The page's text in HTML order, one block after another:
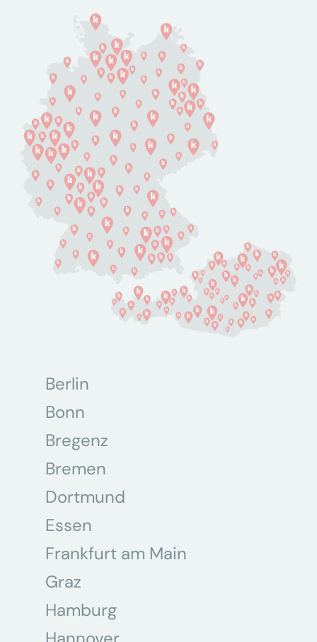
Berlin
Bonn
Bregenz
Bremen
Dortmund
Essen
Frankfurt am Main
Graz
Hamburg